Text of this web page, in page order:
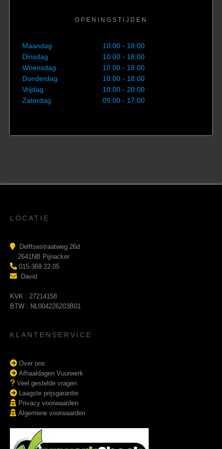
OPENINGSTIJDEN
Maandag
10:00 - 18:00
Dinsdag
10:00 - 18:00
Woensdag
10:00 - 18:00
Donderdag
10:00 - 18:00
Vrijdag
10:00 - 20:00
Zaterdag
09:00 - 17:00
LOCATIE
Delftsestraatweg 26d
2641NB Pijnacker
015-369.22.05
David
KVK : 27214158
BTW : NL004226203B01
KLANTENSERVICE
Over ons
Afhaaldagen Vuurwerk
Veel gestelde vragen
Laagste prijsgarantie
Privacy voorwaarden
Algemene voorwaarden